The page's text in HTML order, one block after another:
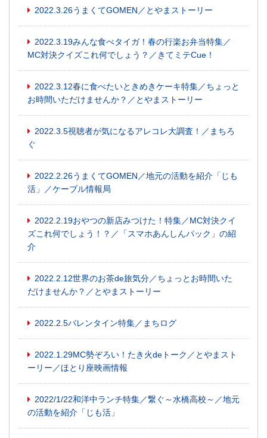
2022.3.26うまくてGOMEN／とやまストーリー
2022.3.19みんな食べタイガ！春の行楽お弁当特集／
MC対決クイズこれ何でしょう？／きてミテCue！
2022.3.12春に食べたいときめきケーキ特集／ちょっと
お時間いただけませんか？／とやまストーリー
2022.3.5視聴者が気になるアレコレ大調査！／まちろ
ぐ
2022.2.26うまくてGOMEN／地元の活動を紹介「じも
活」／ケーブル情報局
2022.2.19おやつの新店みつけた！特集／MC対決クイ
ズこれ何でしょう！？／「スマホあんしんパック」の紹
介
2022.2.12世界のお茶de旅気分／ちょっとお時間いた
だけませんか？／とやまストーリー
2022.2.5バレンタイン特集／まちログ
2022.1.29MC勢ぞろい！たき火deトーク／とやまスト
ーリー／ほとり座映画情報
2022/1/22和洋中ランチ特集／繋ぐ～水橋高校～／地元
の活動を紹介「じも活」